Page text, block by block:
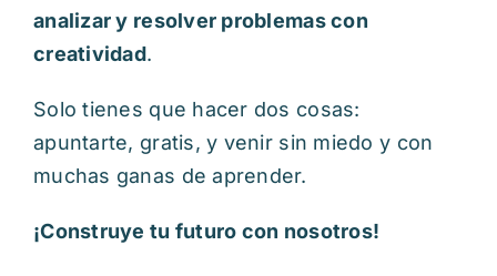
analizar y resolver problemas con
creatividad.
Solo tienes que hacer dos cosas:
apuntarte, gratis, y venir sin miedo y con
muchas ganas de aprender.
¡Construye tu futuro con nosotros!